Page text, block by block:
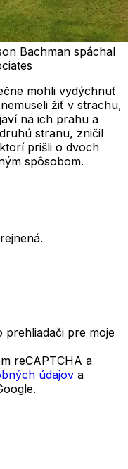
Bachman spáchal
mohli vydýchnuť
žiť v strachu,
na ich prahu a
stranu, zničil
prišli o dvoch
spôsobom.
prehliadači pre moje
reCAPTCHA a
údajov a